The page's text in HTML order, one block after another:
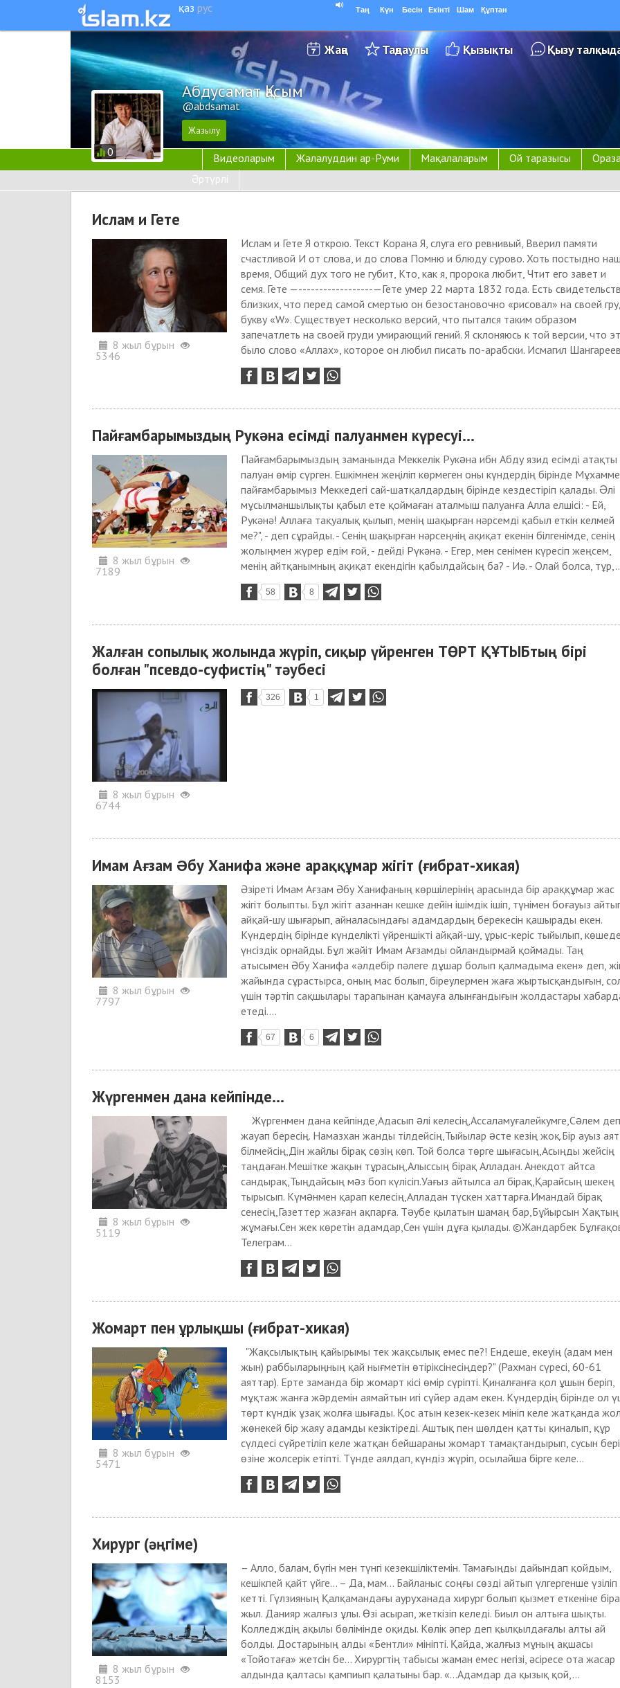
қаз рус Таң Күн Бесін Екінті Шам Құптан
Жаңа Таңдаулы Қызықты Қызу
0
Абдусамат Қасым
@abdsamat
Видеоларым Жәләлуддин ар-Руми Мақалаларым Ой таразысы
Әртүрлі
Ислам и Гете
8 жыл бұрын
5346
Ислам и Гете Я открою. Текст Корана Я, слуга его ревнивый, Вверил памяти
счастливой И от слова, и до слова Помню и блюду сурово. Хоть постыдно
время, Общий дух того не губит, Кто, как я, пророка любит, Чтит его завет и
семя. Гете —------------------—Гете умер 22 марта 1832 года. Есть
близких, что перед самой смертью он безостановочно «рисовал» на своей
букву «W». Существует несколько версий, что пытался таким образом
запечатлеть на своей груди умирающий гений. Я склоняюсь к той версии, что
было слово «Аллах», которое он любил писать по-арабски. Исмагил
Пайғамбарымыздың Рукəна есімді палуанмен күресуі...
8 жыл бұрын
7189
Пайғамбарымыздың заманында Меккелік Рукəна ибн Абду язид есімді атақты
палуан өмір сүрген. Ешкімнен жеңіліп көрмеген оны күндердің бірінде
пайғамбарымыз Меккедегі сай-шатқалдардың бірінде кездестіріп қалады. Əлі
мұсылманшылықты қабыл ете қоймаған аталмыш палуанға Алла елшісі: - Ей,
Рукәнә! Аллаға тақуалық қылып, менің шақырған нәрсемді қабыл еткін келмей
ме?", - деп сұрайды. - Сенің шақырған нәрсеңнің ақиқат екенін білгенімде, сенің
жолыңмен жүрер едім ғой, - дейді Рүкәнә. - Егер, мен сенімен күресіп жеңсем,
менің айтқанымның ақиқат екендігін қабылдайсың ба? - Иә. - Олай болса,
58 8
Жалған сопылық жолында жүріп, сиқыр үйренген ТӨРТ ҚҰТЫБтың бірі
болған "псевдо-суфистің" тәубесі
8 жыл бұрын
6744
326 1
Имам Ағзам Əбу Ханифа жəне араққұмар жігіт (ғибрат-хикая)
8 жыл бұрын
7797
Әзіреті Имам Ағзам Әбу Ханифаның көршілерінің арасында бір араққұмар жас
жігіт болыпты. Бұл жігіт азаннан кешке дейін ішімдік ішіп, түнімен боғауыз
айқай-шу шығарып, айналасындағы адамдардың берекесін қашырады екен.
Күндердің бірінде күнделікті үйреншікті айқай-шу, ұрыс-керіс тыйылып,
үнсіздік орнайды. Бұл жәйіт Имам Ағзамды ойландырмай қоймады. Таң
атысымен Әбу Ханифа «әлдебір пәлеге дұшар болып қалмадыма екен» деп,
жайында сұрастырса, оның мас болып, біреулермен жаға жыртысқандығын,
үшін тәртіп сақшылары тарапынан қамауға алынғандығын жолдастары
етеді....
67 6
Жүргенмен дана кейпінде...
8 жыл бұрын
5119
Жүргенмен дана кейпінде,Адасып əлі келесің,Ассаламуғалейкумге,Сəлем
жауап бересің. Намазхан жанды тілдейсің,Тыйылар əсте кезің жоқ.Бір ауыз аят
білмейсің,Дін жайлы бірақ сөзің көп. Той болса төрге шығасың,Асыңды жейсің
таңдаған.Мешітке жақын тұрасың,Алыссың бірақ Алладан. Анекдот айтса
сандырақ,Тыңдайсың мəз боп күлісіп.Уағыз айтылса ал бірақ,Қарайсың шекең
тырысып. Күмəнмен қарап келесің,Алладан түскен хаттарға.Имандай бірақ
сенесің,Газеттер жазған ақпарға. Тəубе қылатын шамаң бар,Бұйырсын Хақтың
жұмағы.Сен жек көретін адамдар,Сен үшін дұға қылады. ©Жандарбек
Телеграм...
Жомарт пен ұрлықшы (ғибрат-хикая)
8 жыл бұрын
5471
"Жақсылықтың қайырымы тек жақсылық емес пе?! Ендеше, екеуің (адам мен
жын) раббыларыңның қай нығметін өтіріксінесіңдер?" (Рахман сүресі, 60-61
аяттар). Ерте заманда бір жомарт кісі өмір сүріпті. Қиналғанға қол ұшын беріп,
мұқтаж жанға жəрдемін аямайтын игі сүйер адам екен. Күндердің бірінде ол
төрт күндік ұзақ жолға шығады. Қос атын кезек-кезек мініп келе жатқанда
жөнекей бір жаяу адамды кезіктіреді. Аштық пен шөлден қатты қиналып, құр
сүлдесі сүйретіліп келе жатқан бейшараны жомарт тамақтандырып, сусын
өзіне жолсерік етіпті. Түнде аялдап, күндіз жүріп, осылайша бірге келе...
Хирург (әңгіме)
8 жыл бұрын
8153
– Алло, балам, бүгін мен түнгі кезекшіліктемін. Тамағыңды дайын­дап қойдым,
кешікпей қайт үйге... – Да, мам... Байланыс соңғы сөзді айтып үлгергенше үзіліп
кетті. Гүлзияның Қалқамандағы ауруханада хирург болып қыз­мет еткеніне
жыл. Да­нияр жалғыз ұлы. Өзі асырап, жеткі­зіп келеді. Биыл он алтыға шықты.
Колледждің ақылы бөлі­мінде оқиды. Көлік әпер деп қыл­қылдағалы алты ай
болды. Дос­тарының алды «Бентли» мініпті. Қайда, жалғыз мұның ақшасы
«Тойотаға» жетсін бе... Хирургтің табысы жаман емес негізі, әсіресе ота жасар
алдында қалтасы қам­пиып қалатыны бар. «...Адамдар да қызық қой,...